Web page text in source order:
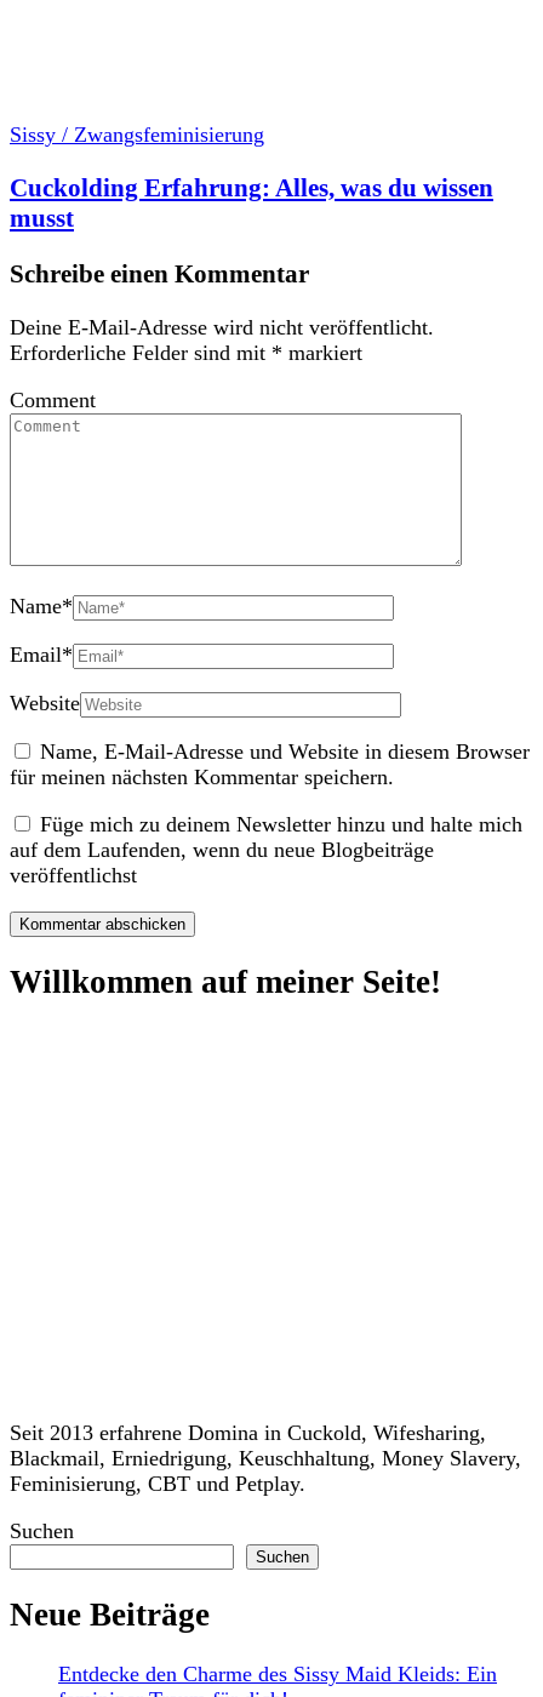
Sissy / Zwangsfeminisierung
Cuckolding Erfahrung: Alles, was du wissen
musst
Schreibe einen Kommentar
Deine E-Mail-Adresse wird nicht veröffentlicht.
Erforderliche Felder sind mit * markiert
Comment
Name*
Email*
Website
Name, E-Mail-Adresse und Website in diesem Browser
für meinen nächsten Kommentar speichern.
Füge mich zu deinem Newsletter hinzu und halte mich
auf dem Laufenden, wenn du neue Blogbeiträge
veröffentlichst
Willkommen auf meiner Seite!
Seit 2013 erfahrene Domina in Cuckold, Wifesharing,
Blackmail, Erniedrigung, Keuschhaltung, Money Slavery,
Feminisierung, CBT und Petplay.
Suchen
Suchen
Neue Beiträge
Entdecke den Charme des Sissy Maid Kleids: Ein